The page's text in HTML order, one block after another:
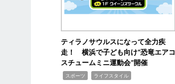
ティラノサウルスになって全力疾
走！ 横浜で子ども向け“恐竜エアコ
スチュームミニ運動会”開催
スポーツ ライフスタイル